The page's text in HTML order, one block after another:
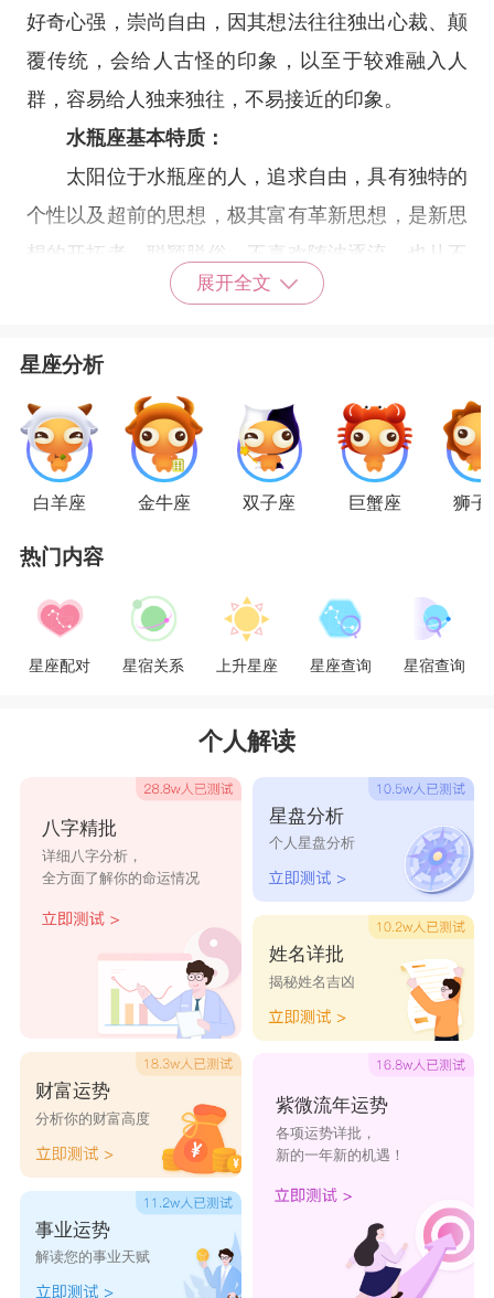
好奇心强，崇尚自由，因其想法往往独出心裁、颠
覆传统，会给人古怪的印象，以至于较难融入人
群，容易给人独来独往，不易接近的印象。
水瓶座基本特质：
太阳位于水瓶座的人，追求自由，具有独特的
个性以及超前的思想，极其富有革新思想，是新思
想的开拓者。聪颖脱俗，不喜欢随波逐流，也从不
按牌理出牌，冷静，对他人和蔼可亲，谦虚有礼。
水瓶座是黄道星座之第十一宫，主宰星为天王
星，思想超前，富有开拓精神。个性友善博爱、有
创意和远见，善于观察分析。太阳落在水瓶座的
人，是不依习俗，不喜欢随波逐流的人，说话做事
方式，强调精神和物质的充实。好奇心强，擅长理
智分析，常常把强烈的愿望和独立精神融合在一
起。喜欢用自由的思想做决定，随心所欲。
水瓶座的外貌特征：
匀，手臂较一般人长一些。身材匀称，线条优美。
多俊男美女，皮肤一般来讲都不错，看起来很健
康，身材匀称，身上自带一股魅人的风情。
水瓶座行事风格：
水瓶很有才华，喜欢创意，独立自主，不喜欢
支配人或受人支配，喜欢用自己独到的方法去处理
问题。特立独行的作风容易给人古怪的感觉，擅长
分析规划，工作中乐于与他人合作。
水瓶座个性盲点：
水瓶需要注意的是，有时太过坚持己见，会显
得固执，容易以自我为中心。喜欢创新、但过分追
求与众不同，也容易引发矛盾。太过理性，易给人
展开全文
星座分析
白羊座 金牛座 双子座 巨蟹座 狮子
热门内容
星座配对 星宿关系 上升星座 星座查询 星宿查询
个人解读
八字精批
详细八字分析，
全方面了解你的命运情况
财富运势
分析你的财富高度
事业运势
解读您的事业天赋
星盘分析
个人星盘分析
姓名详批
揭秘姓名吉凶
紫微流年运势
各项运势详批，
新的一年新的机遇！